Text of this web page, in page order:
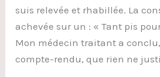
suis relevée et rhabillée. La
achevée sur un : « Tant pis
Mon médecin traitant a
compte-rendu, que rien ne